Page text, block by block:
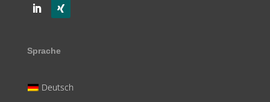
Sprache
Deutsch